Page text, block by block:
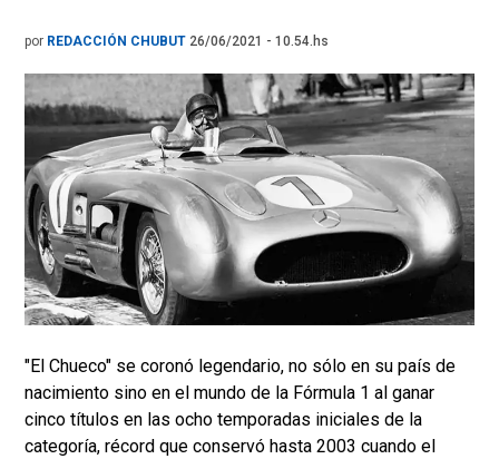
por REDACCIÓN CHUBUT 26/06/2021 - 10.54.hs
"El Chueco" se coronó legendario, no sólo en su país de
nacimiento sino en el mundo de la Fórmula 1 al ganar
cinco títulos en las ocho temporadas iniciales de la
categoría, récord que conservó hasta 2003 cuando el